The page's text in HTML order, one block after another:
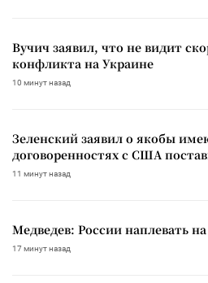
Вучич заявил, что не видит
конфликта на Украине
10 минут назад
Зеленский заявил о якобы
договоренностях с США
11 минут назад
Медведев: России наплевать
17 минут назад